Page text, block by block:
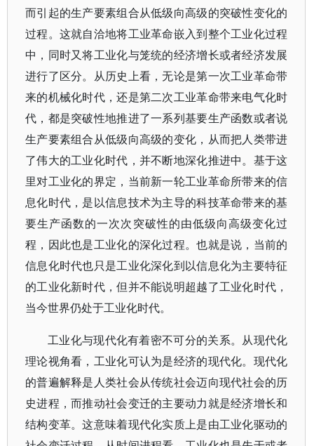
而引起的生产要素组合从低级向高级的突破性变化的
过程。这就自洽地将工业革命嵌入到整个工业化过程
中，同时又将工业化与笼统的经济增长或者经济发展
进行了区分。从历史上看，无论是第一次工业革命带
来的机械化时代，还是第二次工业革命带来电气化时
代，都是突破性地推进了一系列基要生产函数或者说
生产要素组合从低级向高级的变化，从而把人类带进
了伟大的工业化时代，并不断地深化推进中。基于这
里对工业化的界定，当前新一轮工业革命所带来的信
息化时代，是以信息技术为主导的科技革命带来的基
要生产函数的一次次突破性的由低级向高级变化过
程，因此也是工业化的深化过程。也就是说，当前的
信息化时代也只是工业化深化到以信息化为主要特征
的工业化新时代，但并不能说明超越了工业化时代，
当今世界仍处于工业化时代。
工业化与现代化有着密不可分的关系。从现代化
理论视角看，工业化可认为是经济的现代化。现代化
的普遍解释是人类社会从传统社会迈向现代社会的历
史进程，而推动社会变迁的主要动力就是经济增长和
结构变革。这意味着现代化实质上是由工业化驱动的